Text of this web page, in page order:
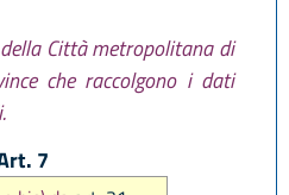
Città metropolitana di
che raccolgono i dati
7